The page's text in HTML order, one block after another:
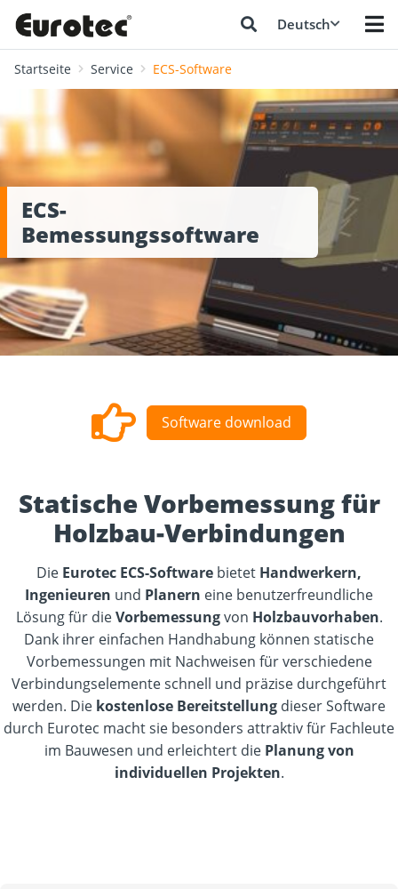
Deutsch
Startseite Service ECS-Software
ECS-
Bemessungssoftware
Software download
Statische Vorbemessung für
Holzbau-Verbindungen
Die Eurotec ECS-Software bietet Handwerkern,
Ingenieuren und Planern eine benutzerfreundliche
Lösung für dieVorbemessungvon Holzbauvorhaben.
Dank ihrer einfachen Handhabung können statische
Vorbemessungen mit Nachweisen für verschiedene
Verbindungselemente schnell und präzise durchgeführt
werden. Die kostenlose Bereitstellung dieser Software
durch Eurotec macht sie besonders attraktiv für Fachleute
im Bauwesen und erleichtert die Planung von
individuellen Projekten.